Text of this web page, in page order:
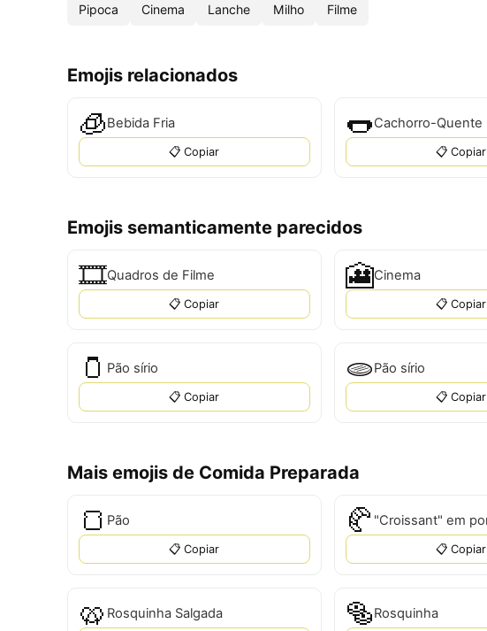
Pipoca Cinema Lanche Milho Filme
Emojis relacionados
🧊Bebida Fria
📋 Copiar
🌭Cachorro-Quente
📋 Copiar
Emojis semanticamente parecidos
🎞Quadros de Filme
📋 Copiar
🎦Cinema
📋 Copiar
🫙 Pão sírio
📋 Copiar
🫓Pão sírio
📋 Copiar
Mais emojis de Comida Preparada
🍞 Pão
📋 Copiar
🥐
📋 Copiar
🥨 Rosquinha Salgada 🥯Rosquinha